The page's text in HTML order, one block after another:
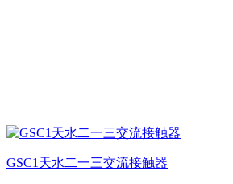
GSC1天水二一三交流接触器